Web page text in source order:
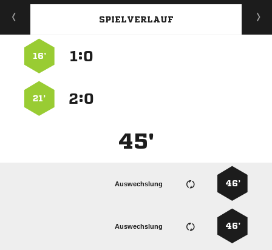
SPIELVERLAUF
:
16’
:
21’
45'
46’
Auswechslung
46’
Auswechslung